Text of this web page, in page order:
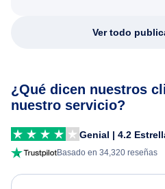
Ver todo
¿Qué dicen nuestros
nuestro servicio?
Genial | 4.2
Basado en 34,320 reseñas